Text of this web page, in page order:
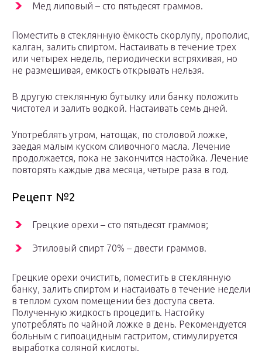
Мед липовый – сто пятьдесят граммов.
Поместить в стеклянную ёмкость скорлупу, прополис,
калган, залить спиртом. Настаивать в течение трех
или четырех недель, периодически встряхивая, но
не размешивая, емкость открывать нельзя.
В другую стеклянную бутылку или банку положить
чистотел и залить водкой. Настаивать семь дней.
Употреблять утром, натощак, по столовой ложке,
заедая малым куском сливочного масла. Лечение
продолжается, пока не закончится настойка. Лечение
повторять каждые два месяца, четыре раза в год.
Рецепт №2
Грецкие орехи – сто пятьдесят граммов;
Этиловый спирт 70% – двести граммов.
Грецкие орехи очистить, поместить в стеклянную
банку, залить спиртом и настаивать в течение недели
в теплом сухом помещении без доступа света.
Полученную жидкость процедить. Настойку
употреблять по чайной ложке в день. Рекомендуется
больным с гипоацидным гастритом, стимулируется
выработка соляной кислоты.